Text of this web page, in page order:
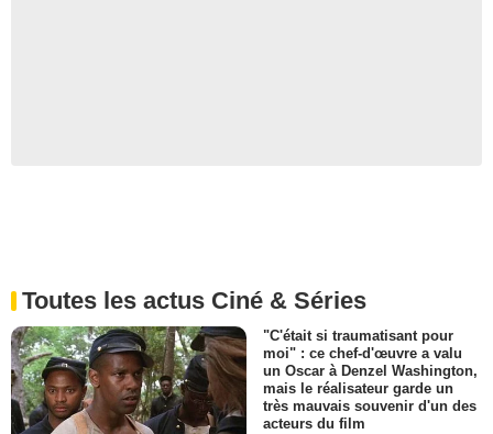
Toutes les actus Ciné & Séries
"C'était si traumatisant pour
moi" : ce chef-d'œuvre a valu
un Oscar à Denzel Washington,
mais le réalisateur garde un
très mauvais souvenir d'un des
acteurs du film